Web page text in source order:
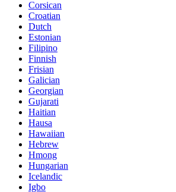
Corsican
Croatian
Dutch
Estonian
Filipino
Finnish
Frisian
Galician
Georgian
Gujarati
Haitian
Hausa
Hawaiian
Hebrew
Hmong
Hungarian
Icelandic
Igbo